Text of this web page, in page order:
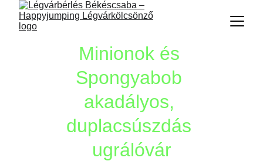
Minionok és
Spongyabob
akadályos,
duplacsúszdás
ugrálóvár